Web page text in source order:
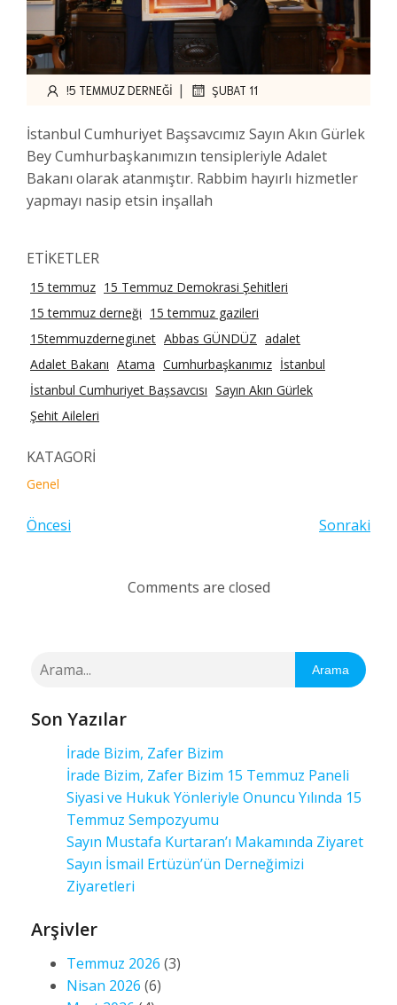
!5 TEMMUZ DERNEĞI | ŞUBAT 11
İstanbul Cumhuriyet Başsavcımız Sayın Akın Gürlek
Bey Cumhurbaşkanımızın tensipleriyle Adalet
Bakanı olarak atanmıştır. Rabbim hayırlı hizmetler
yapmayı nasip etsin inşallah
ETİKETLER
15 temmuz 15 Temmuz Demokrasi Şehitleri
15 temmuz derneği 15 temmuz gazileri
15temmuzdernegi.net Abbas GÜNDÜZ adalet
Adalet Bakanı Atama Cumhurbaşkanımız İstanbul
İstanbul Cumhuriyet Başsavcısı Sayın Akın Gürlek
Şehit Aileleri
KATAGORİ
Genel
Öncesi Sonraki
Comments are closed
Arama
Son Yazılar
İrade Bizim, Zafer Bizim
İrade Bizim, Zafer Bizim 15 Temmuz Paneli
Siyasi ve Hukuk Yönleriyle Onuncu Yılında 15
Temmuz Sempozyumu
Sayın Mustafa Kurtaran’ı Makamında Ziyaret
Sayın İsmail Ertüzün’ün Derneğimizi
Ziyaretleri
Arşivler
Temmuz 2026 (3)
Nisan 2026 (6)